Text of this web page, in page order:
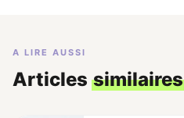
A LIRE AUSSI
Articles similaires